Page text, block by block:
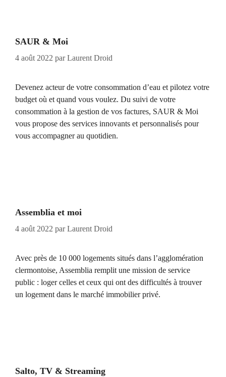
SAUR & Moi
4 août 2022 parLaurent Droid
Devenez acteur de votre consommation d’eau et pilotez votre
budget où et quand vous voulez. Du suivi de votre
consommation à la gestion de vos factures, SAUR & Moi
vous propose des services innovants et personnalisés pour
vous accompagner au quotidien.
Assemblia et moi
4 août 2022 parLaurent Droid
Avec près de 10 000 logements situés dans l’agglomération
clermontoise, Assemblia remplit une mission de service
public : loger celles et ceux qui ont des difficultés à trouver
un logement dans le marché immobilier privé.
Salto, TV & Streaming